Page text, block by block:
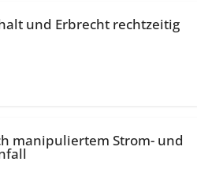
und Erbrecht rechtzeitig
manipuliertem Strom- und